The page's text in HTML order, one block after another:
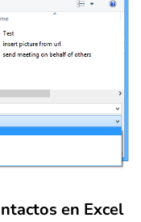
en Excel